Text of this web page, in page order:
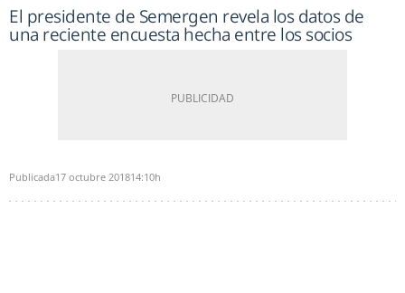
El presidente de Semergen revela los datos de
una reciente encuesta hecha entre los socios
Publicada17 octubre 201814:10h